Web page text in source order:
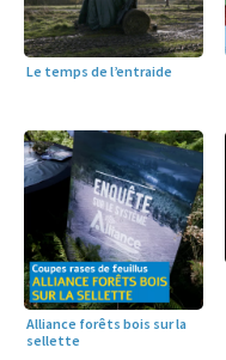
Le temps de l’entraide
Alliance forêts bois sur la
sellette